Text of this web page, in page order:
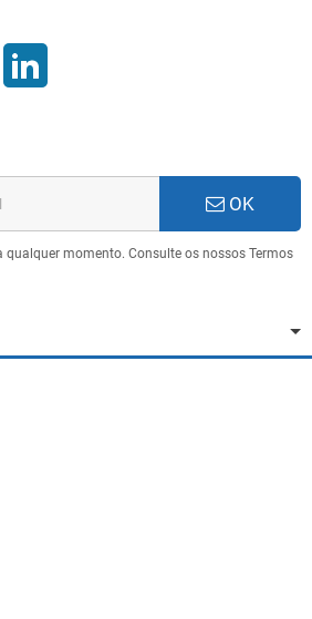
OK
qualquer momento. Consulte os nossos Termos